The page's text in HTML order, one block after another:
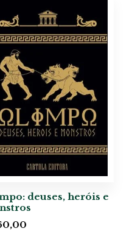
deuses, heróis e